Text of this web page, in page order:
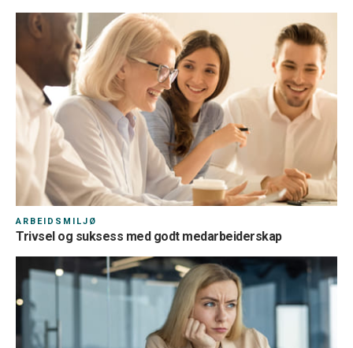
ARBEIDSMILJØ
Trivsel og suksess med godt medarbeiderskap